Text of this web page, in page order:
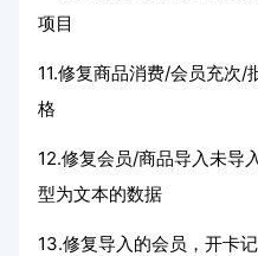
项目
11.修复商品消费/会员充次/
格
12.修复会员/商品导入未导
型为文本的数据
13.修复导入的会员，开卡